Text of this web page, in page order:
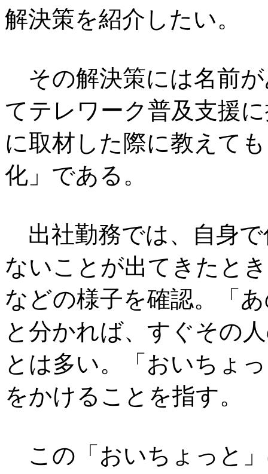
解決策を紹介したい。
その解決策には名前
てテレワーク普及支援
に取材した際に教えて
化」である。
出社勤務では、自身
ないことが出てきたと
などの様子を確認。「
と分かれば、すぐその
とは多い。「おいちょ
をかけることを指す。
この「おいちょっと